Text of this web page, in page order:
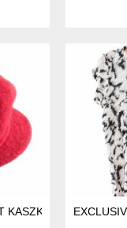
KASZKIET WEŁNA